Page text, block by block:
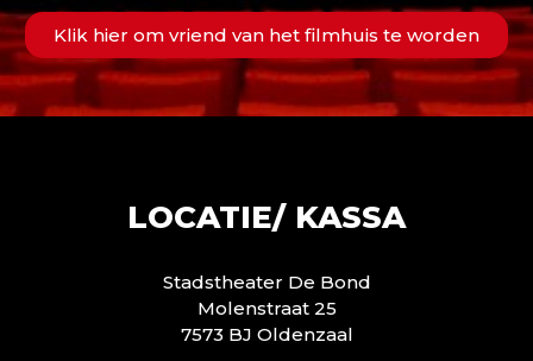
Klik hier om vriend van het filmhuis te worden
LOCATIE/ KASSA
Stadstheater De Bond
Molenstraat 25
7573 BJ Oldenzaal